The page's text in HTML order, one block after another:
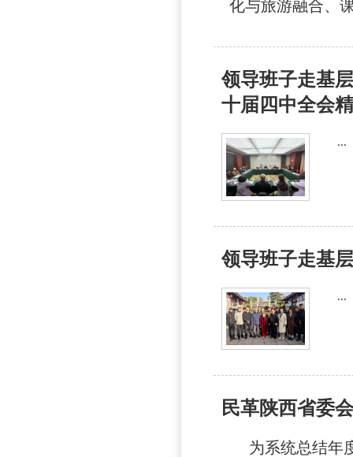
化与旅游融合、
领导班子走基
十届四中全会
...
领导班子走基
...
民革陕西省委
为系统总结年